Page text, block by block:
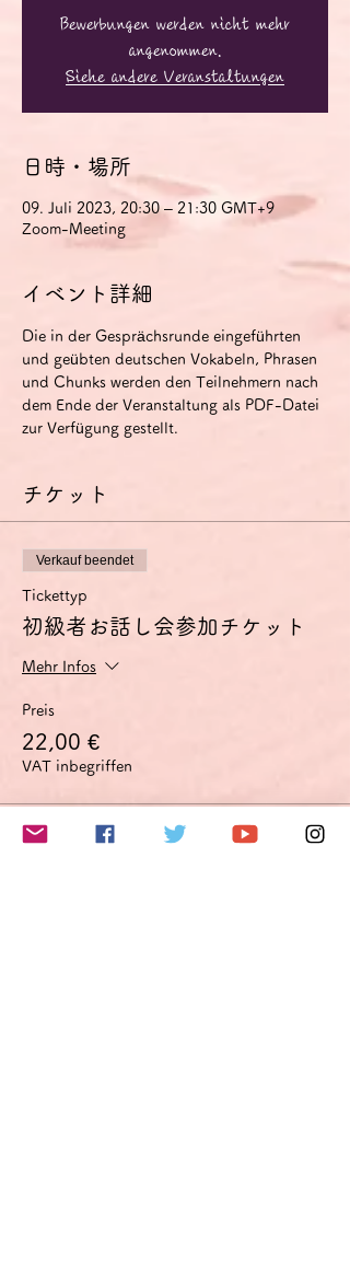
Bewerbungen werden nicht mehr
angenommen.
Siehe andere Veranstaltungen
日時・場所
09. Juli 2023, 20:30 – 21:30 GMT+9
Zoom-Meeting
イベント詳細
Die in der Gesprächsrunde eingeführten
und geübten deutschen Vokabeln, Phrasen
und Chunks werden den Teilnehmern nach
dem Ende der Veranstaltung als PDF-Datei
zur Verfügung gestellt.
チケット
Verkauf beendet
Tickettyp
初級者お話し会参加チケット
Mehr Infos
Preis
22,00 €
VAT inbegriffen